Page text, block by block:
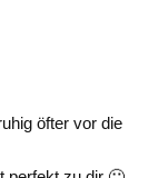
öfter vor die